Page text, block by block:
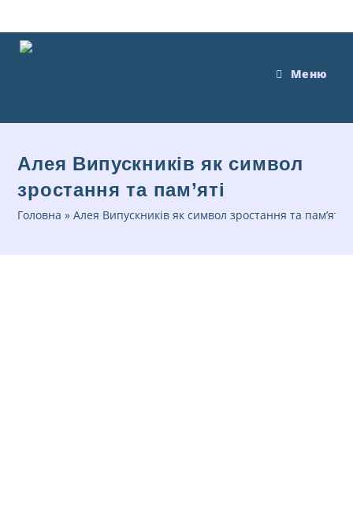
Меню
Алея Випускників як символ
зростання та пам’яті
Головна »Алея Випускників як символ зростання та пам’яті